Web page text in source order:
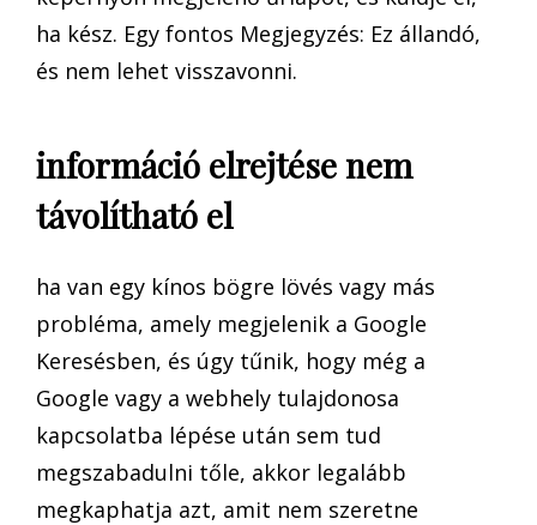
ha kész. Egy fontos Megjegyzés: Ez állandó,
és nem lehet visszavonni.
információ elrejtése nem
távolítható el
ha van egy kínos bögre lövés vagy más
probléma, amely megjelenik a Google
Keresésben, és úgy tűnik, hogy még a
Google vagy a webhely tulajdonosa
kapcsolatba lépése után sem tud
megszabadulni tőle, akkor legalább
megkaphatja azt, amit nem szeretne